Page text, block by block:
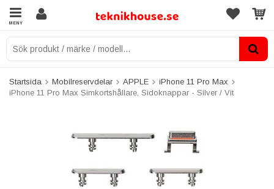
MENY
Startsida Mobilreservdelar APPLE
iPhone 11 Pro Max
iPhone 11 Pro Max Simkortshållare, Sidoknappar - Silver / Vit